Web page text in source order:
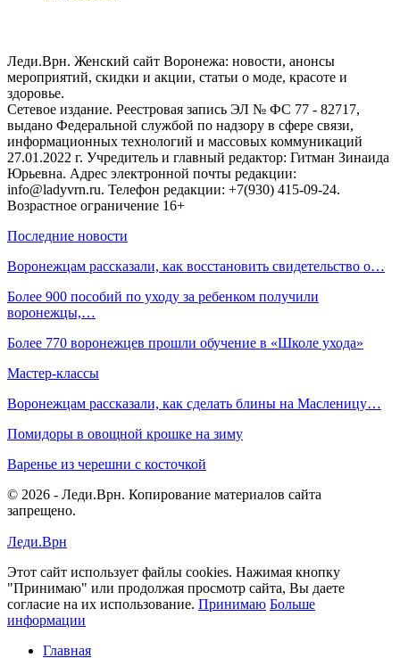
Леди.Врн. Женский сайт Воронежа: новости, анонсы
мероприятий, скидки и акции, статьи о моде, красоте и
здоровье.
Сетевое издание. Реестровая запись ЭЛ № ФС 77 - 82717,
выдано Федеральной службой по надзору в сфере связи,
информационных технологий и массовых коммуникаций
27.01.2022 г. Учредитель и главный редактор: Гитман Зинаида
Юрьевна. Адрес электронной почты редакции:
info@ladyvrn.ru. Телефон редакции: +7(930) 415-09-24.
Возрастное ограничение 16+
Последние новости
Воронежцам рассказали, как восстановить свидетельство о…
Более 900 пособий по уходу за ребенком получили
воронежцы,…
Более 770 воронежцев прошли обучение в «Школе ухода»
Мастер-классы
Воронежцам рассказали, как сделать блины на Масленицу…
Помидоры в овощной крошке на зиму
Варенье из черешни с косточкой
© 2026 - Леди.Врн. Копирование материалов сайта
запрещено.
Леди.Врн
Этот сайт использует файлы cookies. Нажимая кнопку
"Принимаю" или продолжая просмотр сайта, Вы даете
согласие на их использование. Принимаю Больше
информации
Главная